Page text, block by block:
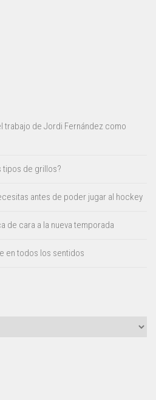
trabajo de Jordi Fernández como
tipos de grillos?
antes de poder jugar al hockey
de cara a la nueva temporada
en todos los sentidos